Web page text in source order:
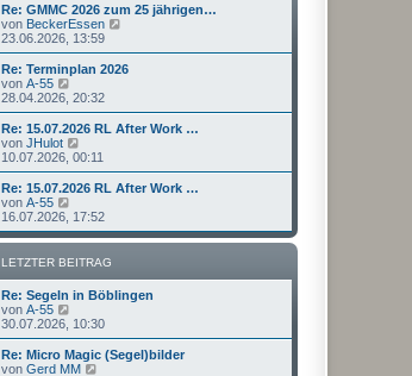
r
i
g
Re: GMMC 2026 zum 25 jährigen…
von BeckerEssen
u
e
r
B
r
23.06.2026, 13:59
Re: Terminplan 2026
von A-55
e
u
e
s
t
r
B
e
t
a
g
28.04.2026, 20:32
Re: 15.07.2026 RL After Work …
von JHulot
e
u
e
t
r
B
e
i
t
a
g
10.07.2026, 00:11
Re: 15.07.2026 RL After Work …
von A-55
e
u
e
s
r
e
i
t
r
16.07.2026, 17:52
LETZTER BEITRAG
Re: Segeln in Böblingen
von A-55
e
u
e
s
30.07.2026, 10:30
Re: Micro Magic (Segel)bilder
von Gerd MM